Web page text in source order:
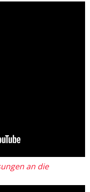
an die